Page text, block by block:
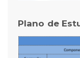
Plano de